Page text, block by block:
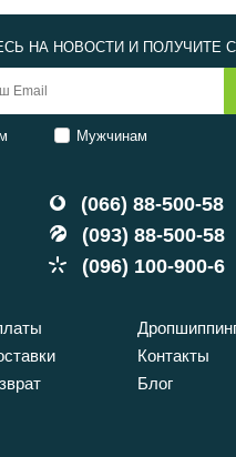
(066) 88-500-58
(093) 88-500-58
(096) 100-900-6
Контакты
Блог
НА НОВОСТИ И ПОЛУЧИТЕ
Мужчинам